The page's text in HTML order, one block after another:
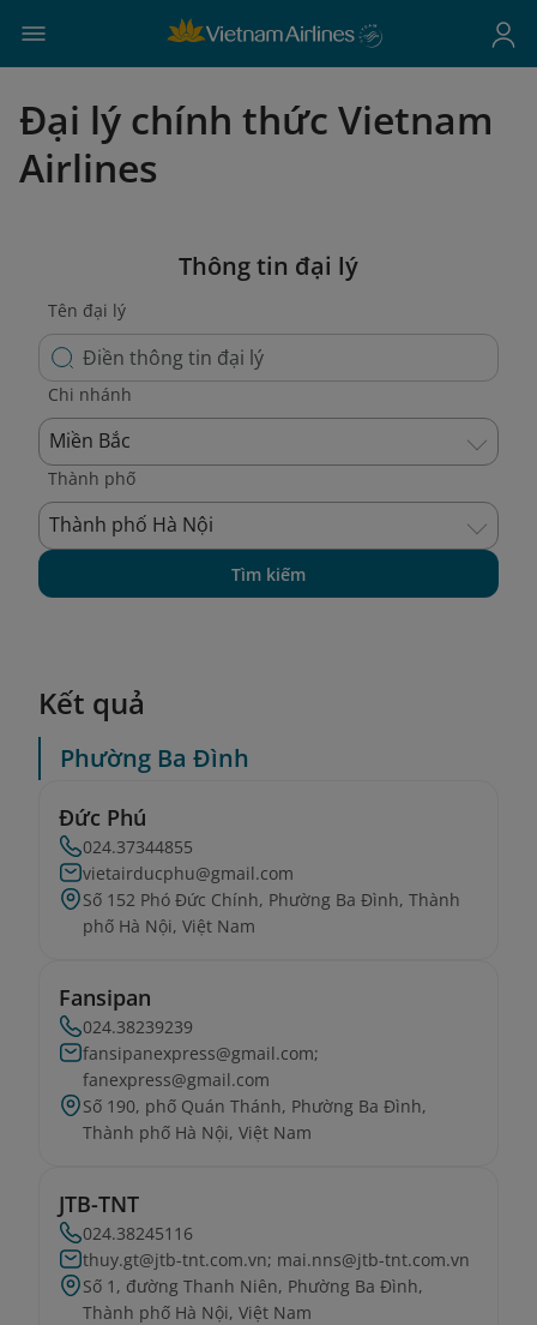
Đại lý chính thức Vietnam
Airlines
Thông tin đại lý
Tên đại lý
Chi nhánh
Miền Bắc
Thành phố
Thành phố Hà Nội
Tìm kiếm
Kết quả
Phường Ba Đình
Đức Phú
024.37344855
vietairducphu@gmail.com
Số 152 Phó Đức Chính, Phường Ba Đình, Thành
phố Hà Nội, Việt Nam
Fansipan
024.38239239
fansipanexpress@gmail.com;
fanexpress@gmail.com
Số 190, phố Quán Thánh, Phường Ba Đình,
Thành phố Hà Nội, Việt Nam
JTB-TNT
024.38245116
thuy.gt@jtb-tnt.com.vn; mai.nns@jtb-tnt.com.vn
Số 1, đường Thanh Niên, Phường Ba Đình,
Thành phố Hà Nội, Việt Nam